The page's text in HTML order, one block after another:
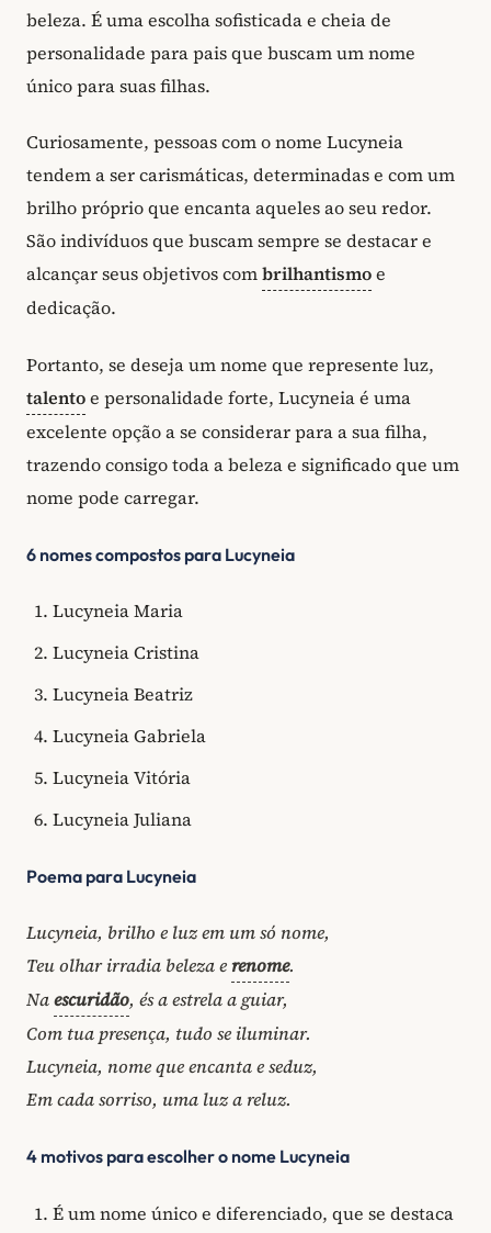
beleza. É uma escolha sofisticada e cheia de
personalidade para pais que buscam um nome
único para suas filhas.
Curiosamente, pessoas com o nome Lucyneia
tendem a ser carismáticas, determinadas e com um
brilho próprio que encanta aqueles ao seu redor.
São indivíduos que buscam sempre se destacar e
alcançar seus objetivos combrilhantismoe
dedicação.
Portanto, se deseja um nome que represente luz,
talentoe personalidade forte, Lucyneia é uma
excelente opção a se considerar para a sua filha,
trazendo consigo toda a beleza e significado que um
nome pode carregar.
6 nomes compostos para Lucyneia
Lucyneia Maria
Lucyneia Cristina
Lucyneia Beatriz
Lucyneia Gabriela
Lucyneia Vitória
Lucyneia Juliana
Poema para Lucyneia
Lucyneia, brilho e luz em um só nome,
Teu olhar irradia beleza e renome.
Naescuridão, és a estrela a guiar,
Com tua presença, tudo se iluminar.
Lucyneia, nome que encanta e seduz,
Em cada sorriso, uma luz a reluz.
4 motivos para escolher o nome Lucyneia
É um nome único e diferenciado, que se destaca